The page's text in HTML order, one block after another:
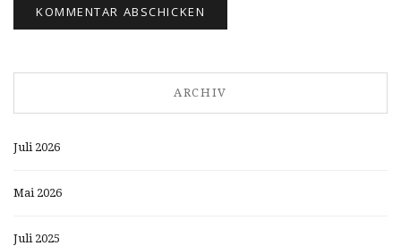
ARCHIV
Juli 2026
Mai 2026
Juli 2025